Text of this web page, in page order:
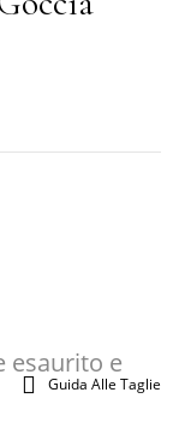
Guida Alle Taglie
esaurito e